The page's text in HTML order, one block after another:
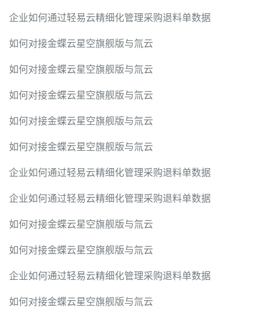
企业如何通过轻易云精细化管理采购退料单数据
如何对接金蝶云星空旗舰版与氚云
如何对接金蝶云星空旗舰版与氚云
如何对接金蝶云星空旗舰版与氚云
如何对接金蝶云星空旗舰版与氚云
如何对接金蝶云星空旗舰版与氚云
企业如何通过轻易云精细化管理采购退料单数据
企业如何通过轻易云精细化管理采购退料单数据
如何对接金蝶云星空旗舰版与氚云
如何对接金蝶云星空旗舰版与氚云
企业如何通过轻易云精细化管理采购退料单数据
如何对接金蝶云星空旗舰版与氚云